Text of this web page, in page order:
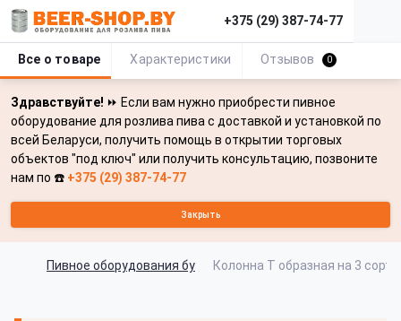
Здравствуйте! ⏩ Если вам нужно приобрести пивное
оборудование для розлива пива с доставкой и установкой по
всей Беларуси, получить помощь в открытии торговых
объектов "под ключ" или получить консультацию, позвоните
нам по ☎️ +375 (29) 387-74-77
Закрыть
+375 (29) 387-74-77
Пивное оборудования бу Колонна Т образная на 3 сорта
Все о товаре Характеристики Отзывов 0